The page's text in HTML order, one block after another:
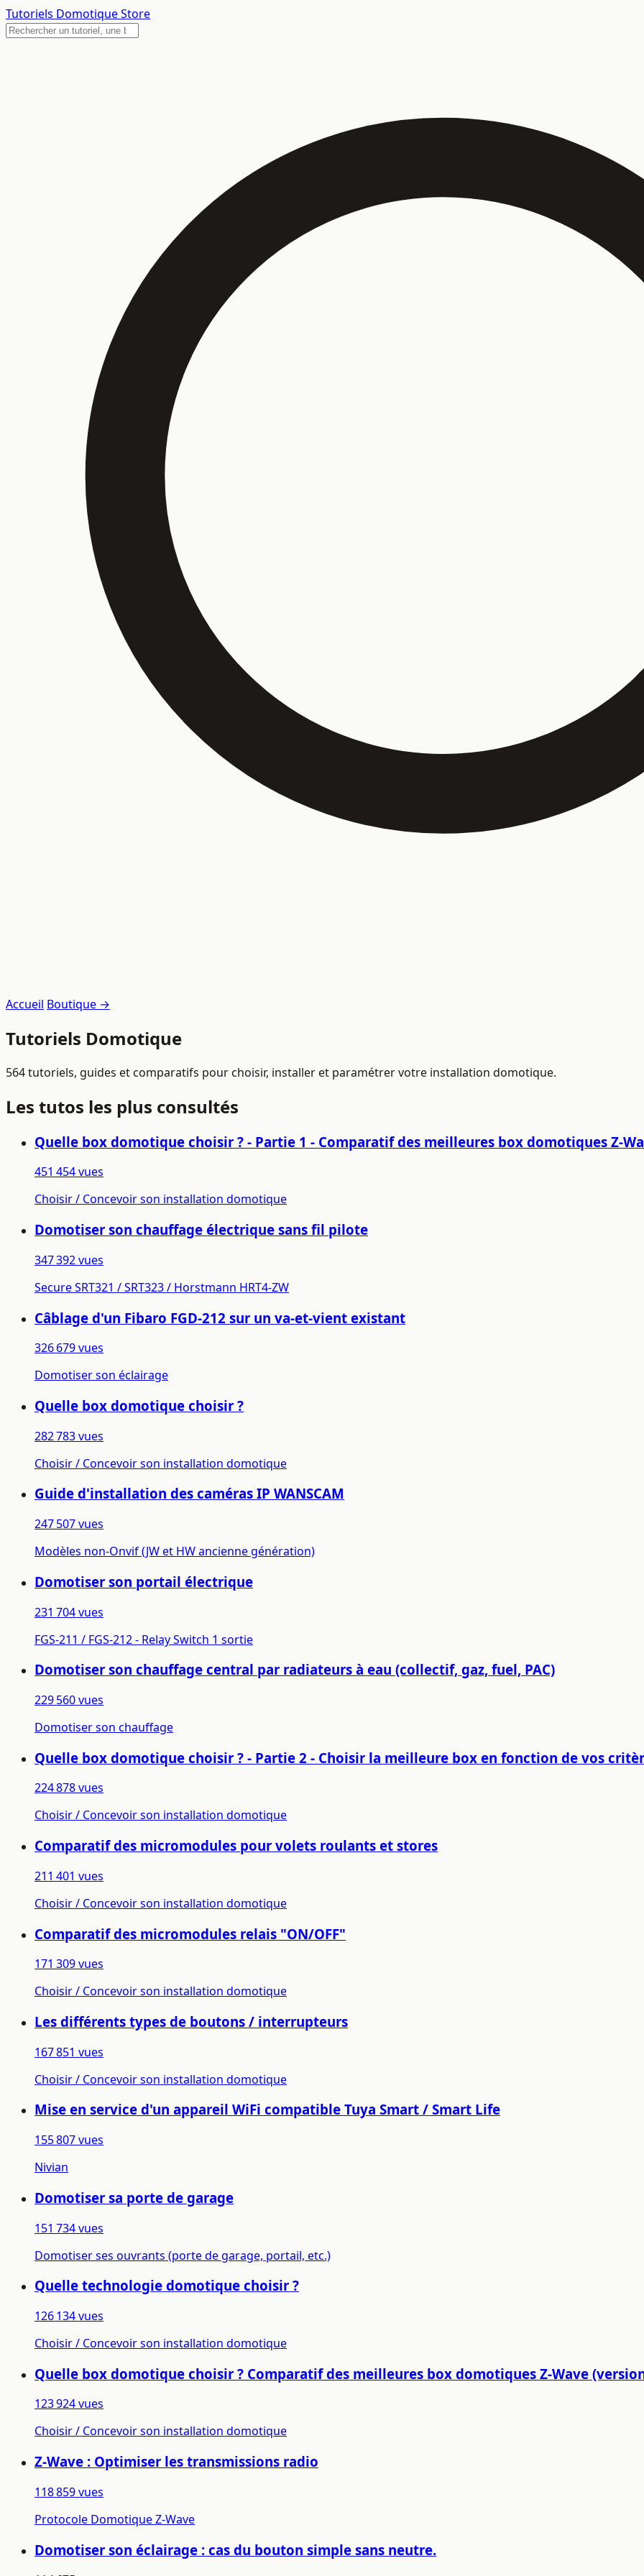
Tutoriels Domotique Store
Accueil Boutique →
Tutoriels Domotique
564 tutoriels, guides et comparatifs pour choisir, installer et paramétrer votre installation domotique.
Les tutos les plus consultés
Quelle box domotique choisir ? - Partie 1 - Comparatif des meilleures box domotiques Z-
451 454 vues
Choisir / Concevoir son installation domotique
Domotiser son chauffage électrique sans fil pilote
347 392 vues
Secure SRT321 / SRT323 / Horstmann HRT4-ZW
Câblage d'un Fibaro FGD-212 sur un va-et-vient existant
326 679 vues
Domotiser son éclairage
Quelle box domotique choisir ?
282 783 vues
Choisir / Concevoir son installation domotique
Guide d'installation des caméras IP WANSCAM
247 507 vues
Modèles non-Onvif (JW et HW ancienne génération)
Domotiser son portail électrique
231 704 vues
FGS-211 / FGS-212 - Relay Switch 1 sortie
Domotiser son chauffage central par radiateurs à eau (collectif, gaz, fuel, PAC)
229 560 vues
Domotiser son chauffage
Quelle box domotique choisir ? - Partie 2 - Choisir la meilleure box en fonction de vos
224 878 vues
Choisir / Concevoir son installation domotique
Comparatif des micromodules pour volets roulants et stores
211 401 vues
Choisir / Concevoir son installation domotique
Comparatif des micromodules relais "ON/OFF"
171 309 vues
Choisir / Concevoir son installation domotique
Les différents types de boutons / interrupteurs
167 851 vues
Choisir / Concevoir son installation domotique
Mise en service d'un appareil WiFi compatible Tuya Smart / Smart Life
155 807 vues
Nivian
Domotiser sa porte de garage
151 734 vues
Domotiser ses ouvrants (porte de garage, portail, etc.)
Quelle technologie domotique choisir ?
126 134 vues
Choisir / Concevoir son installation domotique
Quelle box domotique choisir ? Comparatif des meilleures box domotiques Z-Wave
123 924 vues
Choisir / Concevoir son installation domotique
Z-Wave : Optimiser les transmissions radio
118 859 vues
Protocole Domotique Z-Wave
Domotiser son éclairage : cas du bouton simple sans neutre.